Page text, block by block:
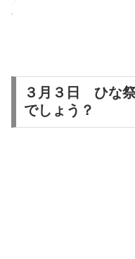
３月３日 ひな
でしょう？